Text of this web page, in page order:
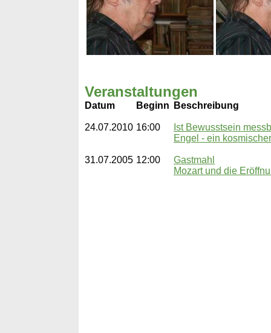
Veranstaltungen
Datum Beginn Beschreibung
24.07.2010 16:00
Ist Bewusstsein
Engel - ein
31.07.2005 12:00
Gastmahl
Mozart und die